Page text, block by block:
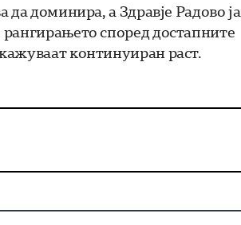
доминира, а Здравје Радово ја
според достапните
континуиран раст.